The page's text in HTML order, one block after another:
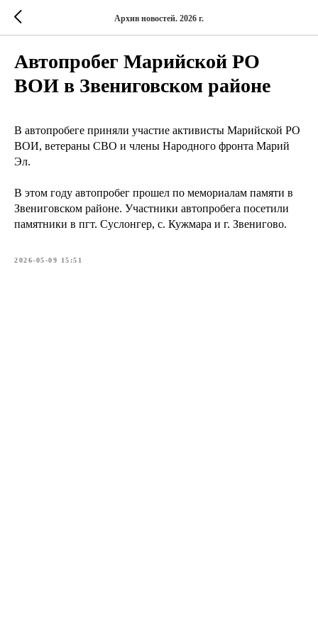
Архив новостей. 2026 г.
Автопробег Марийской РО
ВОИ в Звениговском районе
В автопробеге приняли участие активисты Марийской РО
ВОИ, ветераны СВО и члены Народного фронта Марий
Эл.
В этом году автопробег прошел по мемориалам памяти в
Звениговском районе. Участники автопробега посетили
памятники в пгт. Суслонгер, с. Кужмара и г. Звенигово.
2026-05-09 15:51